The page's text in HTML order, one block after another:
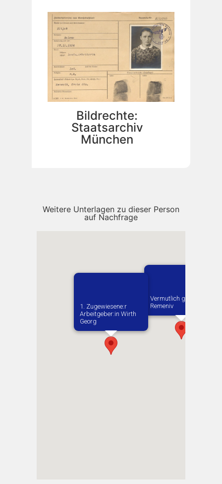
Bildrechte:
Staatsarchiv
München
Weitere Unterlagen zu dieser Person
auf Nachfrage
Vermutlich geboren in
Remeniv
1. Zugewiesene:r
Arbeitgeber:in​ Wirth
Georg